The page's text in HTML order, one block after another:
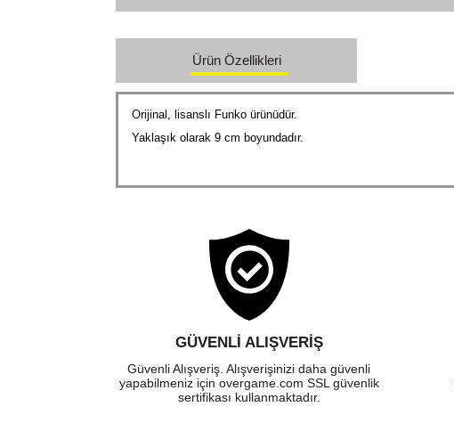
Ürün Özellikleri
Orijinal, lisanslı Funko ürünüdür.
Yaklaşık olarak 9 cm boyundadır.
GÜVENLI ALIŞVERIŞ
Güvenli Alışveriş. Alışverişinizi daha güvenli
yapabilmeniz için overgame.com SSL güvenlik
sertifikası kullanmaktadır.